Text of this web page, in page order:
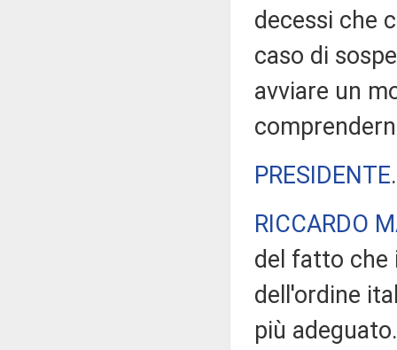
decessi che
caso di
avviare un
PRESIDENTE
RICCARDO
del fatto che
dell'ordine
più adeguato.